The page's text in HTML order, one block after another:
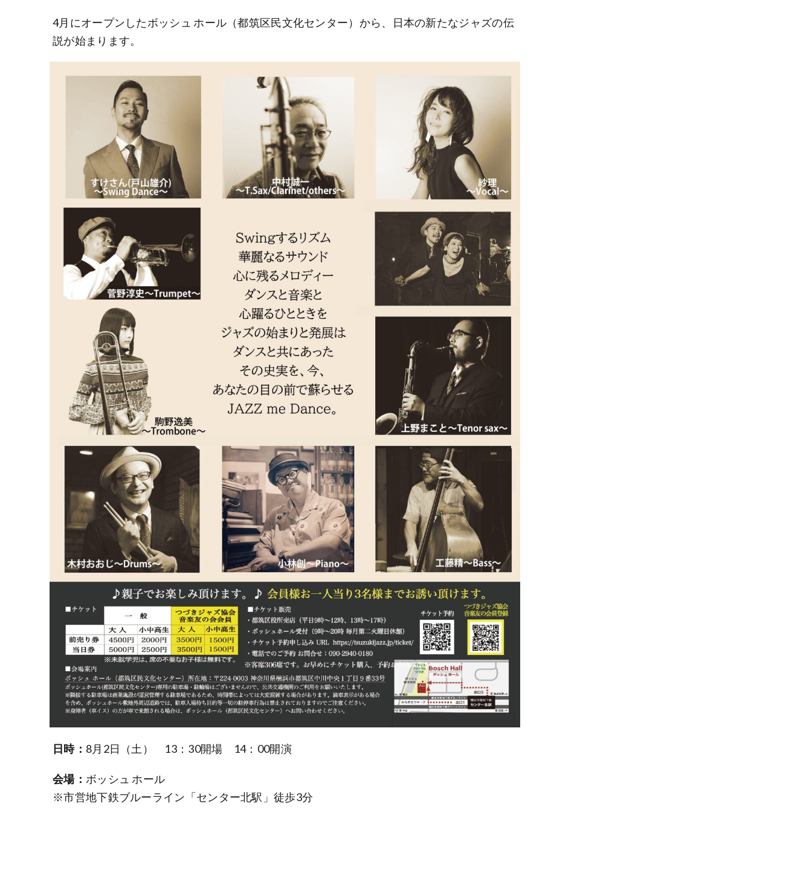
4月にオープンしたボッシュ ホール（都筑区民文化センター）から、日本の新たなジャズの伝
説が始まります。
日時： 8月2日（土） 13：30開場 14：00開演
会場： ボッシュ ホール
※市営地下鉄ブルーライン「センター北駅」徒歩3分